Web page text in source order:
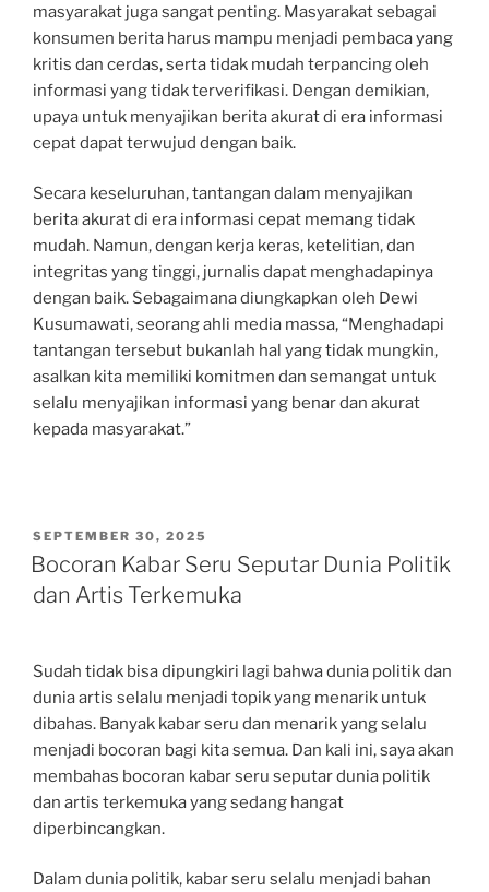
masyarakat juga sangat penting. Masyarakat sebagai
konsumen berita harus mampu menjadi pembaca yang
kritis dan cerdas, serta tidak mudah terpancing oleh
informasi yang tidak terverifikasi. Dengan demikian,
upaya untuk menyajikan berita akurat di era informasi
cepat dapat terwujud dengan baik.
Secara keseluruhan, tantangan dalam menyajikan
berita akurat di era informasi cepat memang tidak
mudah. Namun, dengan kerja keras, ketelitian, dan
integritas yang tinggi, jurnalis dapat menghadapinya
dengan baik. Sebagaimana diungkapkan oleh Dewi
Kusumawati, seorang ahli media massa, “Menghadapi
tantangan tersebut bukanlah hal yang tidak mungkin,
asalkan kita memiliki komitmen dan semangat untuk
selalu menyajikan informasi yang benar dan akurat
kepada masyarakat.”
POSTED
ON
SEPTEMBER 30, 2025
Bocoran Kabar Seru Seputar Dunia Politik
dan Artis Terkemuka
Sudah tidak bisa dipungkiri lagi bahwa dunia politik dan
dunia artis selalu menjadi topik yang menarik untuk
dibahas. Banyak kabar seru dan menarik yang selalu
menjadi bocoran bagi kita semua. Dan kali ini, saya akan
membahas bocoran kabar seru seputar dunia politik
dan artis terkemuka yang sedang hangat
diperbincangkan.
Dalam dunia politik, kabar seru selalu menjadi bahan